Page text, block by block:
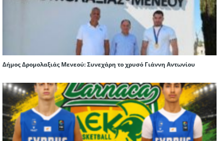
Δήμος Δρομολαξιάς Μενεού: Συνεχάρη το χρυσό Γιάννη Αντωνίου